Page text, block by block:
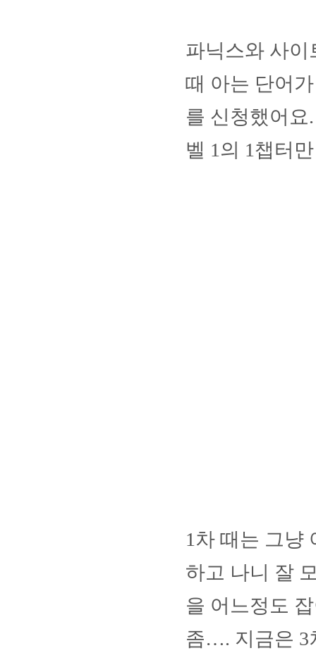
파닉스와 사
때 아는 단어
를 신청했어요
벨 1 의 1챕터
1차 때는 그냥
하고 나니 잘
을 어느정도
좀…. 지금은 3